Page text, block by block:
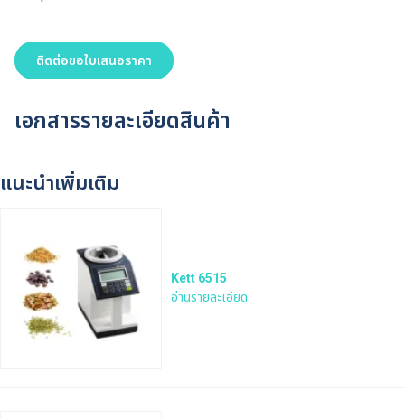
ติดต่อขอใบเสนอราคา
เอกสารรายละเอียดสินค้า
แนะนำเพิ่มเติม
Kett 6515
อ่านรายละเอียด